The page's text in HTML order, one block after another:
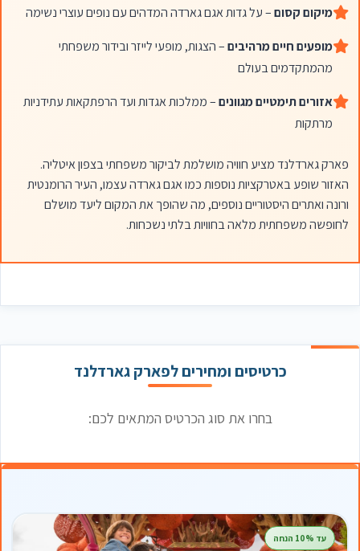
מיקום קסום– על גדות אגם גארדה המדהים עם נופים עוצרי נשימה
מופעים חיים מרהיבים– הצגות, מופעי לייזר ובידור משפחתי
מהמתקדמים בעולם
אזורים תימטיים מגוונים– ממלכות אגדות ועד הרפתקאות עתידניות
מרתקות
פארק גארדלנד מציע חוויה מושלמת לביקור משפחתי בצפון איטליה.
האזור שופע באטרקציות נוספות כמו אגם גארדה עצמו, העיר הרומנטית
ורונה ואתרים היסטוריים נוספים, מה שהופך את המקום ליעד מושלם
לחופשה משפחתית מלאה בחוויות בלתי נשכחות.
כרטיסים ומחירים לפארק גארדלנד
בחרו את סוג הכרטיס המתאים לכם:
עד 10% הנחה